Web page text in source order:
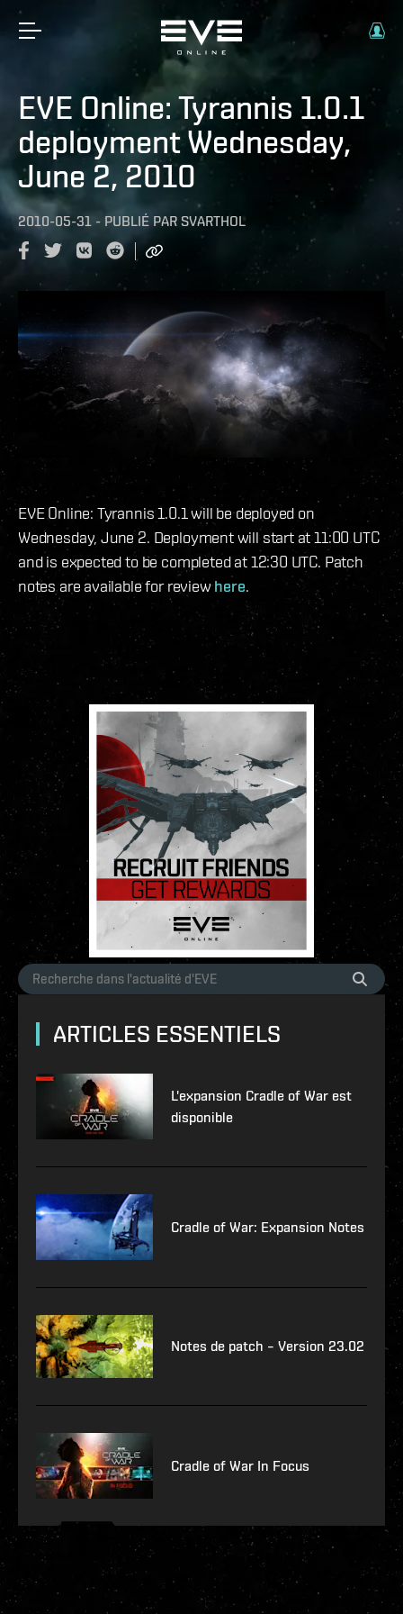
EVE Online: Tyrannis 1.0.1
deployment Wednesday,
June 2, 2010
2010-05-31 - PUBLIÉ PAR SVARTHOL
EVE Online: Tyrannis 1.0.1 will be deployed on
Wednesday, June 2. Deployment will start at 11:00 UTC
and is expected to be completed at 12:30 UTC. Patch
notes are available for reviewhere.
ARTICLES ESSENTIELS
L'expansion Cradle of War est
disponible
Cradle of War: Expansion Notes
Notes de patch – Version 23.02
Cradle of War In Focus